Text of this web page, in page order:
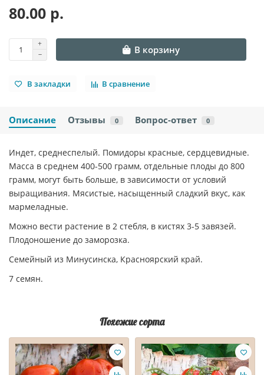
80.00 р.
В корзину
В закладки В сравнение
Описание Отзывы 0 Вопрос-ответ 0
Индет, среднеспелый. Помидоры красные, сердцевидные.
Масса в среднем 400-500 грамм, отдельные плоды до 800
грамм, могут быть больше, в зависимости от условий
выращивания. Мясистые, насыщенный сладкий вкус, как
мармеладные.
Можно вести растение в 2 стебля, в кистях 3-5 завязей.
Плодоношение до заморозка.
Семейный из Минусинска, Красноярский край.
7 семян.
Похожие сорта